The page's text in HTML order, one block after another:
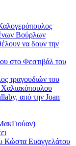
Βούρλων
να δουν την
στο Φεστιβάλ του
του
Χαλιακόπουλου
από την Joan
Κώστα Ευαγγελάτου